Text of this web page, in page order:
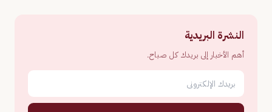
النشرة البريدية
أهم الأخبار إلى بريدك كل صباح.